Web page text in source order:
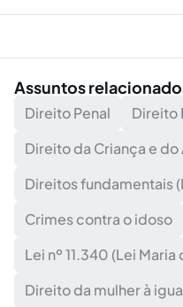
Assuntos
Direito Penal
Direito
Direito da Criança e
Direitos fundamentais
Crimes contra o idoso
Lei nº 11.340 (Lei Maria
Direito da mulher à